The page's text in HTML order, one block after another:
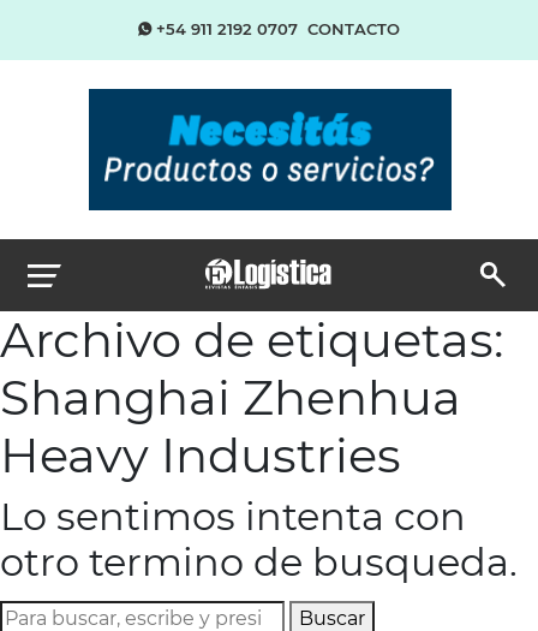
+54 911 2192 0707 CONTACTO
Archivo de etiquetas:
Shanghai Zhenhua
Heavy Industries
Lo sentimos intenta con
otro termino de busqueda.
Buscar